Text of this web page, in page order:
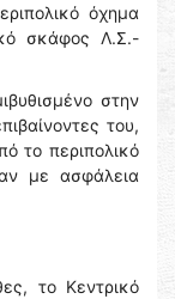
όχημα
σκάφος Λ.Σ.-
στην
του,
το περιπολικό
με ασφάλεια
το Κεντρικό